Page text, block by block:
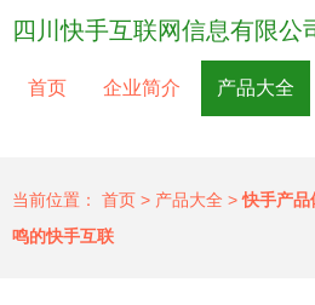
四川快手互联网信息有限公
首页 企业简介 产品大全
当前位置： 首页 > 产品大全 > 快手产品
鸣的快手互联